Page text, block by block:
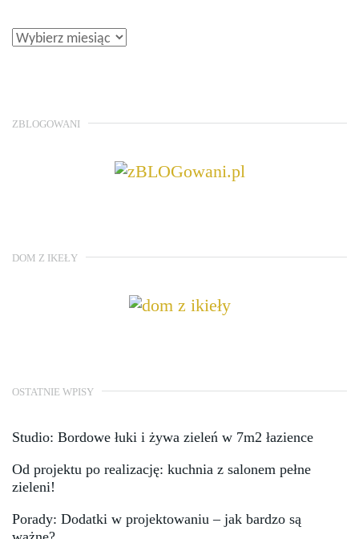
ZBLOGOWANI
DOM Z IKEŁY
OSTATNIE WPISY
Studio: Bordowe łuki i żywa zieleń w 7m2 łazience
Od projektu po realizację: kuchnia z salonem pełne
zieleni!
Porady: Dodatki w projektowaniu – jak bardzo są